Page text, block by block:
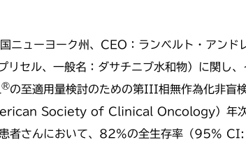
ニューヨーク州、CEO：ランベルト・アン
リセル、一般名：ダサチニブ水和物）に関し
®の至適用量検討のための第III相無作為化非盲
Society of Clinical Oncology）年次
者さんにおいて、82%の全生存率（95%